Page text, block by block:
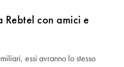
Rebtel con amici e
essi avranno lo stesso